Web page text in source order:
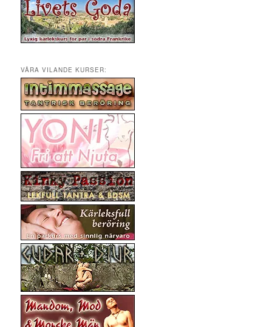
VÅRA VILANDE KURSER: